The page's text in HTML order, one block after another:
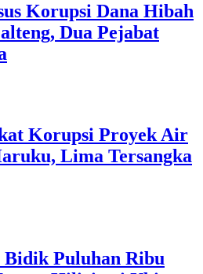
Korupsi Dana Hibah
Dua Pejabat
Korupsi Proyek Air
Lima Tersangka
Puluhan Ribu